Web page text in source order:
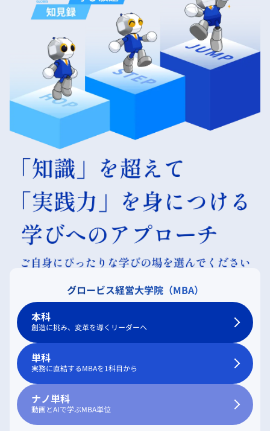
グロービス経営大学院（MBA）
本科
創造に挑み、変革を導くリーダーへ
単科
実務に直結するMBAを1科目から
ナノ単科
動画とAIで学ぶMBA単位